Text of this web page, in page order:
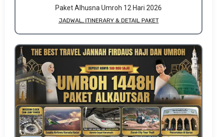
Paket Alhusna Umroh 12 Hari 2026
JADWAL, ITINERARY & DETAIL PAKET